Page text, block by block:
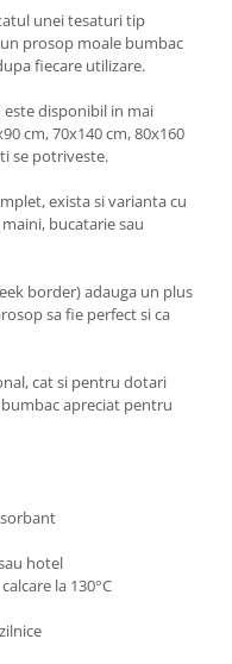
unei tesaturi tip
prosop moale bumbac
fiecare utilizare.
disponibil in mai
cm, 70x140 cm, 80x160
se potriveste.
exista si varianta cu
bucatarie sau
border) adauga un plus
sa fie perfect si ca
cat si pentru dotari
apreciat pentru
hotel
la 130°C